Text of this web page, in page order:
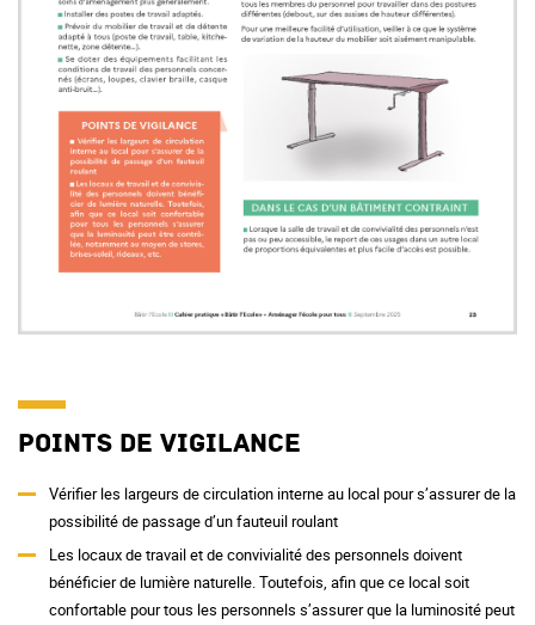
Points de vigilance
Vérifier les largeurs de circulation interne au local pour s’assurer de la
possibilité de passage d’un fauteuil roulant
Les locaux de travail et de convivialité des personnels doivent
bénéficier de lumière naturelle. Toutefois, afin que ce local soit
confortable pour tous les personnels s’assurer que la luminosité peut